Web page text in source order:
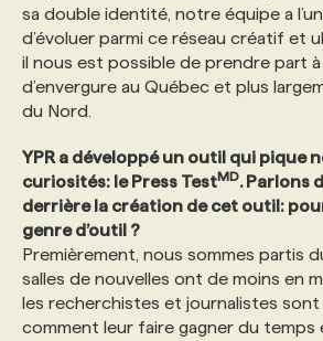
sa double identité, notre équipe a
d’évoluer parmi ce réseau créatif et
il nous est possible de prendre part
d’envergure au Québec et plus
du Nord.
YPR a développé un outil qui pique
curiosités: le Press TestMD. Parlons
derrière la création de cet outil:
genre d’outil ?
Premièrement, nous sommes partis
salles de nouvelles ont de moins en
les recherchistes et journalistes sont
comment leur faire gagner du temps